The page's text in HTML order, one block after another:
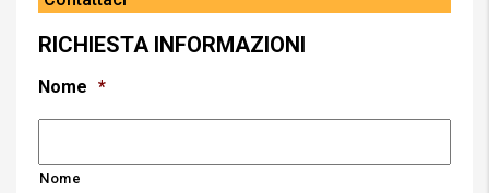
RICHIESTA INFORMAZIONI
Nome *
Nome